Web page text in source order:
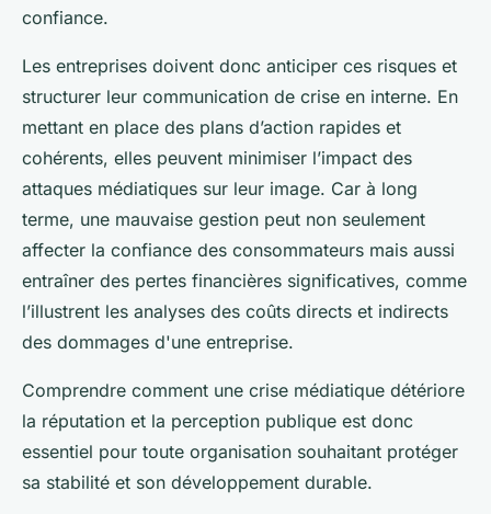
confiance.
Les entreprises doivent donc anticiper ces risques et
structurer leur communication de crise en interne. En
mettant en place des plans d’action rapides et
cohérents, elles peuvent minimiser l’impact des
attaques médiatiques sur leur image. Car à long
terme, une mauvaise gestion peut non seulement
affecter la confiance des consommateurs mais aussi
entraîner des pertes financières significatives, comme
l’illustrent les analyses des coûts directs et indirects
des dommages d'une entreprise.
Comprendre comment une crise médiatique détériore
la réputation et la perception publique est donc
essentiel pour toute organisation souhaitant protéger
sa stabilité et son développement durable.